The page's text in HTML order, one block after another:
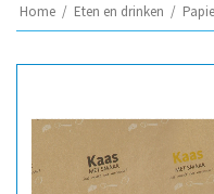
Home / Eten en drinken /